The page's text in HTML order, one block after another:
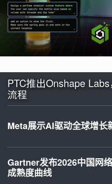
PTC推出Onshape
流程
Meta展示AI驱动全球增长
Gartner发布2026中国网
成熟度曲线